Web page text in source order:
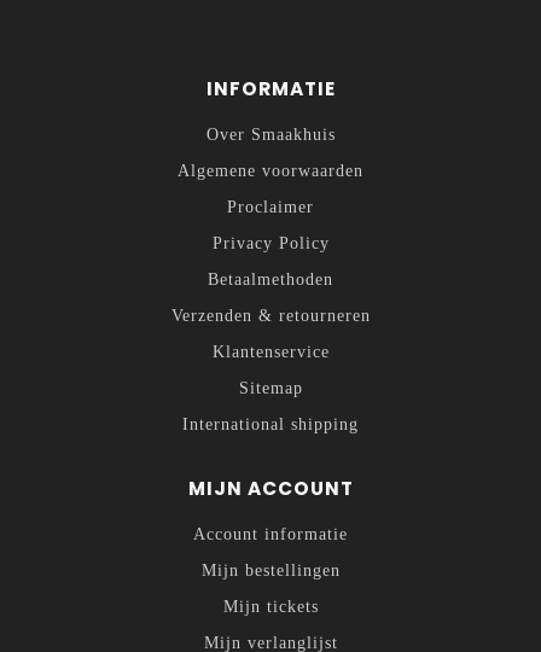
INFORMATIE
Over Smaakhuis
Algemene voorwaarden
Proclaimer
Privacy Policy
Betaalmethoden
Verzenden & retourneren
Klantenservice
Sitemap
International shipping
MIJN ACCOUNT
Account informatie
Mijn bestellingen
Mijn tickets
Mijn verlanglijst